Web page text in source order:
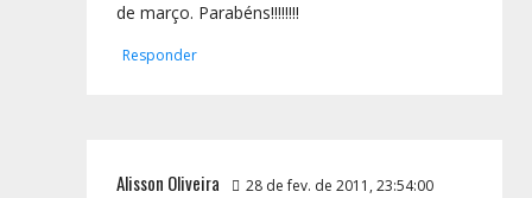
de março. Parabéns!!!!!!!!
Responder
Alisson Oliveira 28 de fev. de 2011, 23:54:00